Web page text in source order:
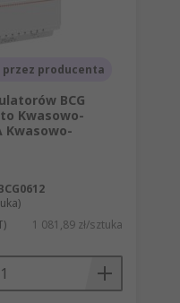
przez producenta
BCG
Kwasowo-
Kwasowo-
1 081,89 zł/sztuka